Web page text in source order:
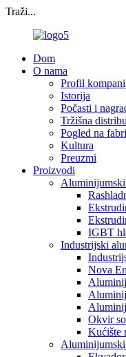
Traži...
Dom
O nama
Profil
Istorija
Počasti i
Tržišna
Pogled na
Kultura
Preuzmi
Proizvodi
IGBT
Industrijski
Nova
Okvir
Kućište